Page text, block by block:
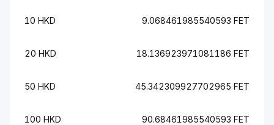
10 HKD 9.068461985540593 FET
20 HKD 18.136923971081186 FET
50 HKD 45.342309927702965 FET
100 HKD 90.68461985540593 FET